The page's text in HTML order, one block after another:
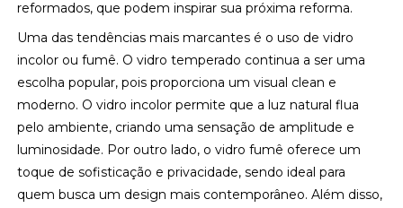
reformados, que podem inspirar sua próxima reforma.
Uma das tendências mais marcantes é o uso de vidro
incolor ou fumê. O vidro temperado continua a ser uma
escolha popular, pois proporciona um visual clean e
moderno. O vidro incolor permite que a luz natural flua
pelo ambiente, criando uma sensação de amplitude e
luminosidade. Por outro lado, o vidro fumê oferece um
toque de sofisticação e privacidade, sendo ideal para
quem busca um design mais contemporâneo. Além disso,